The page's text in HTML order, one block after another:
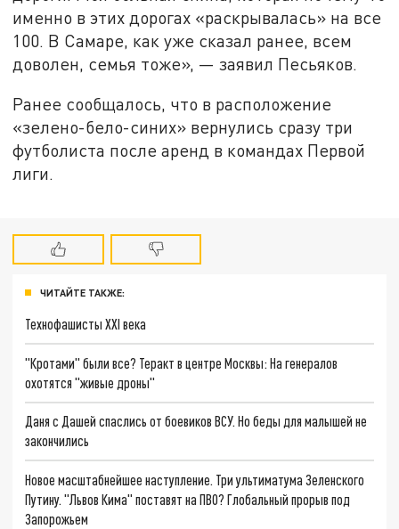
именно в этих дорогах «раскрывалась» на все
100. В Самаре, как уже сказал ранее, всем
доволен, семья тоже», — заявил Песьяков.
Ранее сообщалось, что в расположение
«зелено-бело-синих» вернулись сразу три
футболиста после аренд в командах Первой
лиги.
ЧИТАЙТЕ ТАКЖЕ:
Технофашисты XXI века
"Кротами" были все? Теракт в центре Москвы: На генералов
охотятся "живые дроны"
Даня с Дашей спаслись от боевиков ВСУ. Но беды для малышей не
закончились
Новое масштабнейшее наступление. Три ультиматума Зеленского
Путину. "Львов Кима" поставят на ПВО? Глобальный прорыв под
Запорожьем